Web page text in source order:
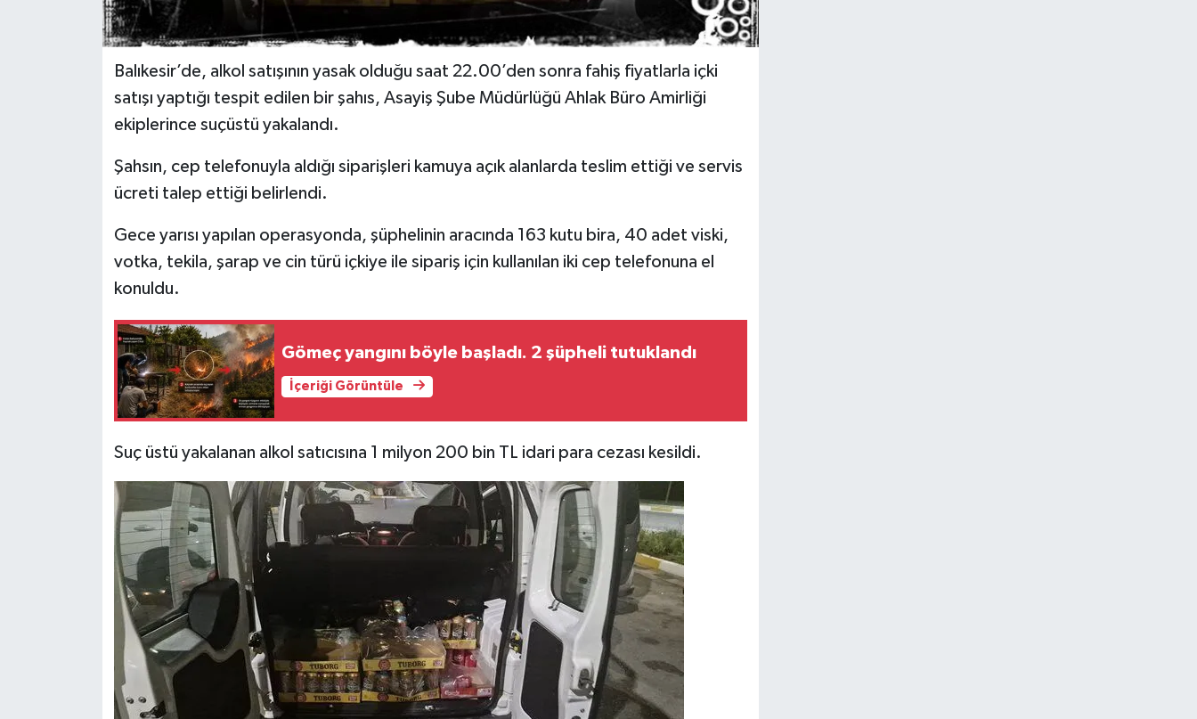
Balıkesir’de, alkol satışının yasak olduğu saat 22.00’den sonra fahiş fiyatlarla içki
satışı yaptığı tespit edilen bir şahıs, Asayiş Şube Müdürlüğü Ahlak Büro Amirliği
ekiplerince suçüstü yakalandı.
Şahsın, cep telefonuyla aldığı siparişleri kamuya açık alanlarda teslim ettiği ve servis
ücreti talep ettiği belirlendi.
Gece yarısı yapılan operasyonda, şüphelinin aracında 163 kutu bira, 40 adet viski,
votka, tekila, şarap ve cin türü içkiye ile sipariş için kullanılan iki cep telefonuna el
konuldu.
Gömeç yangını böyle başladı. 2 şüpheli tutuklandı
İçeriği Görüntüle
Suç üstü yakalanan alkol satıcısına 1 milyon 200 bin TL idari para cezası kesildi.